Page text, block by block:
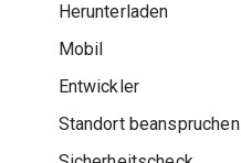
Herunterladen
Mobil
Entwickler
Standort beanspruchen